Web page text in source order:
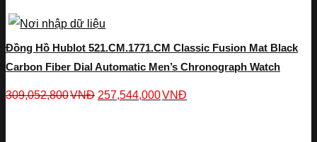
Đồng Hồ Hublot 521.CM.1771.CM Classic Fusion Mat Black
Carbon Fiber Dial Automatic Men’s Chronograph Watch
309,052,800VNĐ 257,544,000VNĐ